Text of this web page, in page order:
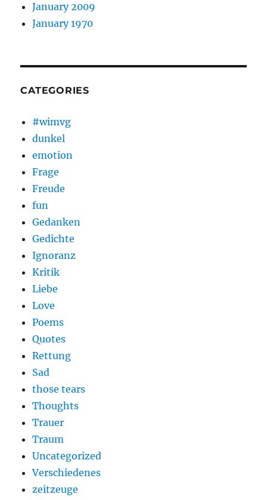
January 2009
January 1970
CATEGORIES
#wimvg
dunkel
emotion
Frage
Freude
fun
Gedanken
Gedichte
Ignoranz
Kritik
Liebe
Love
Poems
Quotes
Rettung
Sad
those tears
Thoughts
Trauer
Traum
Uncategorized
Verschiedenes
zeitzeuge